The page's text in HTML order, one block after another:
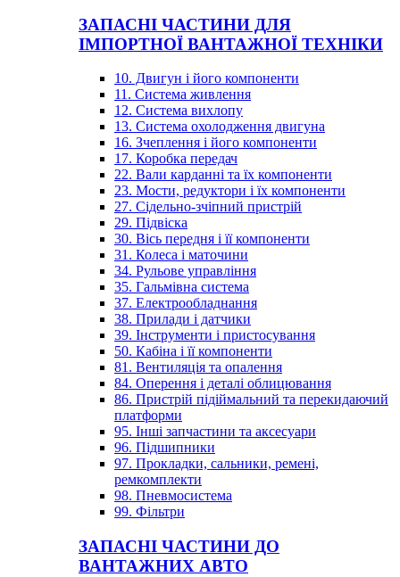
ЗАПАСНІ ЧАСТИНИ ДЛЯ
ІМПОРТНОЇ ВАНТАЖНОЇ ТЕХНІКИ
10. Двигун і його компоненти
11. Система живлення
12. Система вихлопу
13. Система охолодження двигуна
16. Зчеплення і його компоненти
17. Коробка передач
22. Вали карданні та їх компоненти
23. Мости, редуктори і їх компоненти
27. Сідельно-зчіпний пристрій
29. Підвіска
30. Вісь передня і її компоненти
31. Колеса і маточини
34. Рульове управління
35. Гальмівна система
37. Електрообладнання
38. Прилади і датчики
39. Інструменти і пристосування
50. Кабіна і її компоненти
81. Вентиляція та опалення
84. Оперення і деталі облицювання
86. Пристрій підіймальний та перекидаючий
платформи
95. Інші запчастини та аксесуари
96. Підшипники
97. Прокладки, сальники, ремені,
ремкомплекти
98. Пневмосистема
99. Фільтри
ЗАПАСНІ ЧАСТИНИ ДО
ВАНТАЖНИХ АВТО